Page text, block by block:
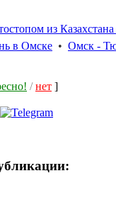
из
в Омске • Омск -
/нет ]